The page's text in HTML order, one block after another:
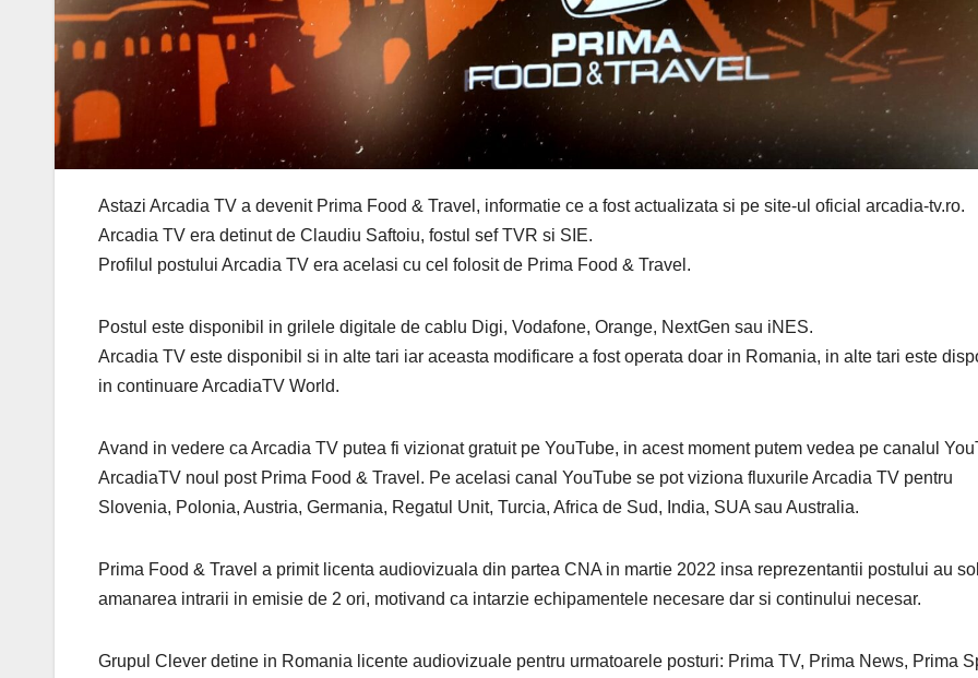
Astazi Arcadia TV a devenit Prima Food & Travel, informatie ce a fost actualizata si pe site-ul oficial arcadia-tv.ro.
Arcadia TV era detinut de Claudiu Saftoiu, fostul sef TVR si SIE.
Profilul postului Arcadia TV era acelasi cu cel folosit de Prima Food & Travel.
Postul este disponibil in grilele digitale de cablu Digi, Vodafone, Orange, NextGen sau iNES.
Arcadia TV este disponibil si in alte tari iar aceasta modificare a fost operata doar in Romania, in alte tari este
in continuare ArcadiaTV World.
Avand in vedere ca Arcadia TV putea fi vizionat gratuit pe YouTube, in acest moment putem vedea pe canalul
ArcadiaTV noul post Prima Food & Travel. Pe acelasi canal YouTube se pot viziona fluxurile Arcadia TV pentru
Slovenia, Polonia, Austria, Germania, Regatul Unit, Turcia, Africa de Sud, India, SUA sau Australia.
Prima Food & Travel a primit licenta audiovizuala din partea CNA in martie 2022 insa reprezentantii postului au
amanarea intrarii in emisie de 2 ori, motivand ca intarzie echipamentele necesare dar si continului necesar.
Grupul Clever detine in Romania licente audiovizuale pentru urmatoarele posturi: Prima TV, Prima News, Prima